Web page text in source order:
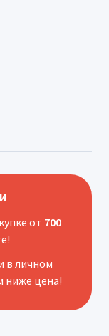
от 700
в личном
ниже цена!